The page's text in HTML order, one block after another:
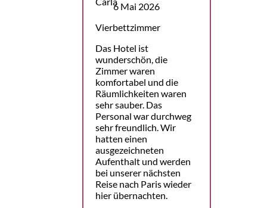
6 Mai 2026
Vierbettzimmer
Das Hotel ist
wunderschön, die
Zimmer waren
komfortabel und die
Räumlichkeiten waren
sehr sauber. Das
Personal war durchweg
sehr freundlich. Wir
hatten einen
ausgezeichneten
Aufenthalt und werden
bei unserer nächsten
Reise nach Paris wieder
hier übernachten.